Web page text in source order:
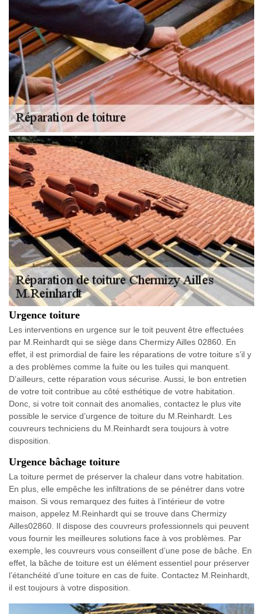
Urgence toiture
Les interventions en urgence sur le toit peuvent être effectuées
par M.Reinhardt qui se siège dans Chermizy Ailles 02860. En
effet, il est primordial de faire les réparations de votre toiture s’il y
a des problèmes comme la fuite ou les tuiles qui manquent.
D’ailleurs, cette réparation vous sécurise. Aussi, le bon entretien
de votre toit contribue au côté esthétique de votre habitation.
Donc, si votre toit connait des anomalies, contactez le plus vite
possible le service d’urgence de toiture du M.Reinhardt. Les
couvreurs techniciens du M.Reinhardt sera toujours à votre
disposition.
Urgence bâchage toiture
La toiture permet de préserver la chaleur dans votre habitation.
En plus, elle empêche les infiltrations de se pénétrer dans votre
maison. Si vous remarquez des fuites à l’intérieur de votre
maison, appelez M.Reinhardt qui se trouve dans Chermizy
Ailles02860. Il dispose des couvreurs professionnels qui peuvent
vous fournir les meilleures solutions face à vos problèmes. Par
exemple, les couvreurs vous conseillent d’une pose de bâche. En
effet, la bâche de toiture est un élément essentiel pour préserver
l’étanchéité d’une toiture en cas de fuite. Contactez M.Reinhardt,
il est toujours à votre disposition.